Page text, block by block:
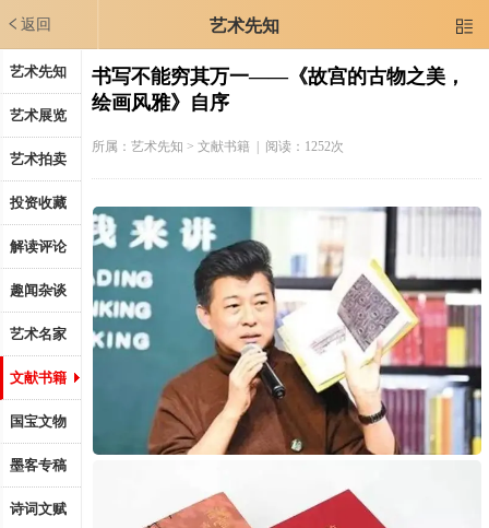
返回 艺术先知 
艺术先知
艺术展览
艺术拍卖
投资收藏
解读评论
趣闻杂谈
艺术名家
文献书籍
国宝文物
墨客专稿
诗词文赋
书写不能穷其万一——《故宫的古物之美，
绘画风雅》自序
所属：艺术先知 > 文献书籍 | 阅读：1252次